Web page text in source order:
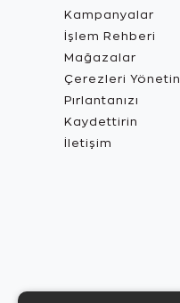
Kampanyalar
İşlem Rehberi
Mağazalar
Çerezleri Yönetin
Pırlantanızı
Kaydettirin
İletişim